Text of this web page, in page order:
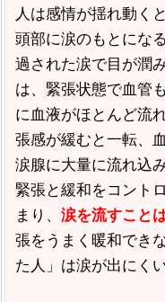
人は感情が揺れ動く
頭部に涙のもとにな
過された涙で目が潤
は、緊張状態で血管
に血液がほとんど流
張感が緩むと一転、
涙腺に大量に流れ込
緊張と緩和をコント
まり、 涙を流すこと
張をうまく暖和でき
た人」は涙が出にく